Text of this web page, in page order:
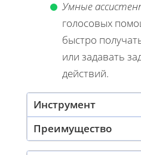
Умные
голосовых
быстро
или задавать
действий.
Инструмент
Преимущество